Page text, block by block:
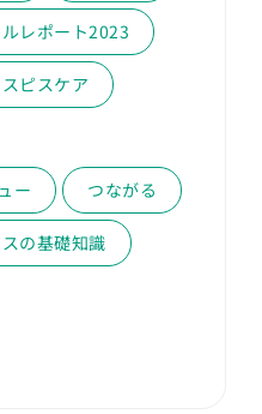
レポート2023
ピスケア
ー つながる
の基礎知識